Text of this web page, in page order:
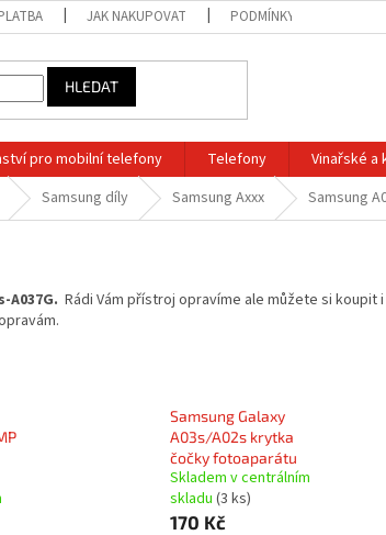
JAK NAKUPOVAT PODMÍNKY OCHRANY
HLEDAT
pro mobilní telefony Telefony Vinařské
Samsung díly Samsung Axxx Samsung
A037G. Rádi Vám přístroj opravíme ale můžete si koupit
Samsung Galaxy
A03s/A02s krytka
čočky fotoaparátu
Skladem v centrálním
skladu (3 ks)
170 Kč